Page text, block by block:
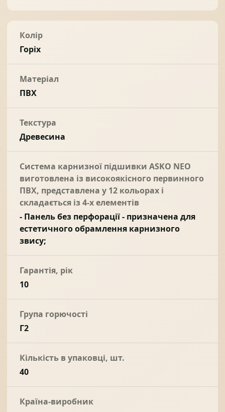
Колір
Горіх
Матеріал
ПВХ
Текстура
Древесина
Система карнизної підшивки ASKO NEO
виготовлена із високоякісного первинного
ПВХ, представлена у 12 кольорах і
складається із 4-х елементів
- Панель без перфорації - призначена для
естетичного обрамлення карнизного
звису;
Гарантія, рік
10
Група горючості
Г2
Кількість в упаковці, шт.
40
Країна-виробник